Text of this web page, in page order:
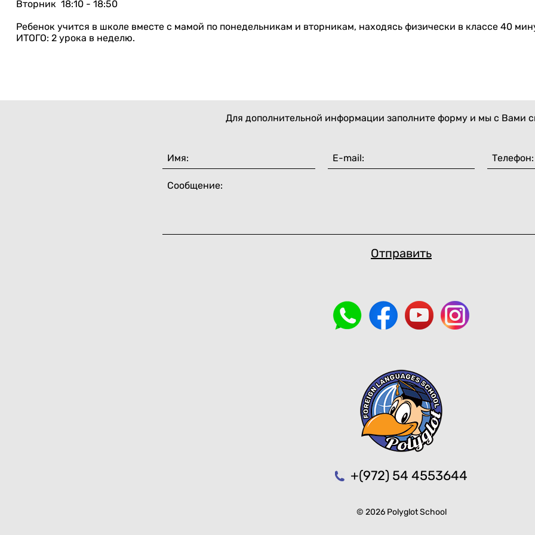
Вторник 18:10 - 18:50
Ребенок учится в школе вместе с мамой по понедельникам и вторникам, находясь физически в классе 40
ИТОГО: 2 урока в неделю.
Для дополнительной информации заполните форму и мы с Вами
Отправить
+(972) 54 4553644
© 2026 Polyglot School